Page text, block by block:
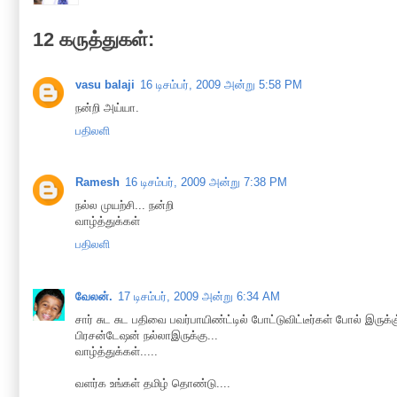
12 கருத்துகள்:
vasu balaji 16 டிசம்பர், 2009 அன்று 5:58 PM
நன்றி அய்யா.
பதிலளி
Ramesh 16 டிசம்பர், 2009 அன்று 7:38 PM
நல்ல முயற்சி... நன்றி
வாழ்த்துக்கள்
பதிலளி
வேலன். 17 டிசம்பர், 2009 அன்று 6:34 AM
சார் சுட சுட பதிவை பவர்பாயிண்ட்டில் போட்டுவிட்டீர்கள் போல்
பிரசன்டேஷன் நல்லாஇருக்கு...
வாழ்த்துக்கள்.....
வளர்க உங்கள் தமிழ் தொண்டு....